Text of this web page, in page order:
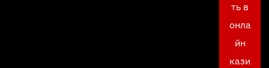
ть в
онла
йн
кази